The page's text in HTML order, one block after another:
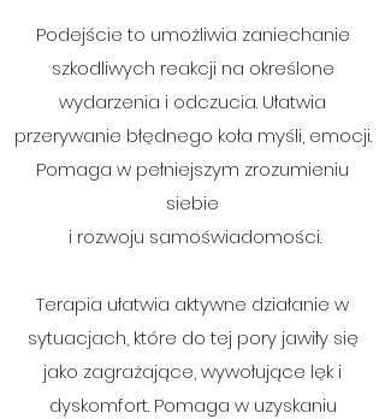
Podejście to umożliwia zaniechanie
szkodliwych reakcji na określone
wydarzenia i odczucia. Ułatwia
przerywanie błędnego koła myśli, emocji.
Pomaga w pełniejszym zrozumieniu
siebie
i rozwoju samoświadomości.
Terapia ułatwia aktywne działanie w
sytuacjach, które do tej pory jawiły się
jako zagrażające, wywołujące lęk i
dyskomfort. Pomaga w uzyskaniu